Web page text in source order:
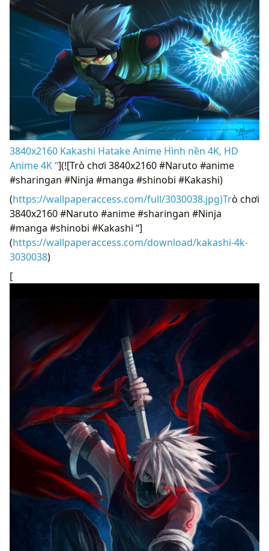
3840x2160 Kakashi Hatake Anime Hình nền 4K, HD
Anime 4K “](![Trò chơi 3840x2160 #Naruto #anime
#sharingan #Ninja #manga #shinobi #Kakashi)
(https://wallpaperaccess.com/full/3030038.jpg)Trò chơi
3840x2160 #Naruto #anime #sharingan #Ninja
#manga #shinobi #Kakashi “]
(https://wallpaperaccess.com/download/kakashi-4k-
3030038)
[